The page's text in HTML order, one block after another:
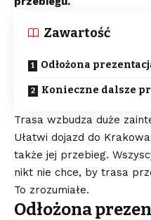
Zawartość
Odłożona
Konieczne dalsze
Trasa wzbudza duże
Ułatwi dojazd do
także jej przebieg.
nikt nie chce, by trasa
To zrozumiałe.
Odłożona